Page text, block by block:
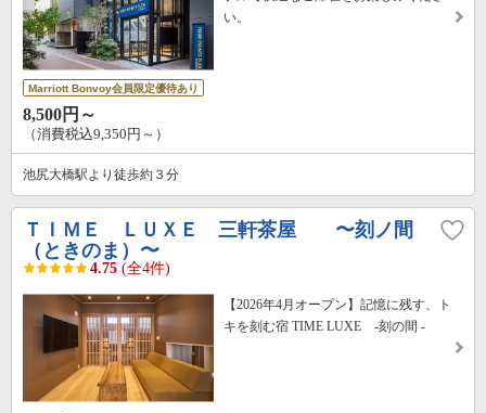
い。
Marriott Bonvoy会員限定優待あり
8,500円～
（消費税込9,350円～）
池尻大橋駅より徒歩約３分
ＴＩＭＥ ＬＵＸＥ 三軒茶屋 〜刻ノ間
（ときのま）〜
4.75 (全4件)
【2026年4月オープン】記憶に残す、ト
キを刻む宿 TIME LUXE -刻の間 -